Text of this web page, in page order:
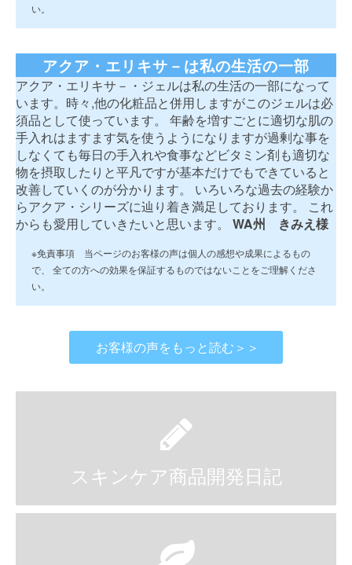
い。
アクア・エリキサ－は私の生活の一部
アクア・エリキサ－・ジェルは私の生活の一部になって
います。時々,他の化粧品と併用しますがこのジェルは必
須品として使っています。 年齢を増すごとに適切な肌の
手入れはますます気を使うようになりますが過剰な事を
しなくても毎日の手入れや食事などビタミン剤も適切な
物を摂取したりと平凡ですが基本だけでもできていると
改善していくのが分かります。 いろいろな過去の経験か
らアクア・シリーズに辿り着き満足しております。 これ
からも愛用していきたいと思います。 WA州 きみえ様
※免責事項 当ページのお客様の声は個人の感想や成果によるもの
で、 全ての方への効果を保証するものではないことをご理解くださ
い。
お客様の声をもっと読む＞＞
スキンケア商品開発日記